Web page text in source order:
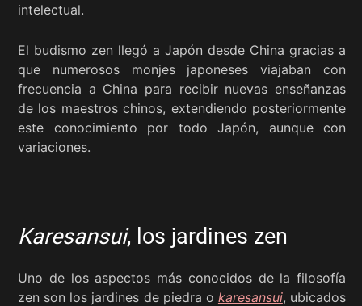
intelectual.
El budismo zen llegó a Japón desde China gracias a
que numerosos monjes japoneses viajaban con
frecuencia a China para recibir nuevas enseñanzas
de los maestros chinos, extendiendo posteriormente
este conocimiento por todo Japón, aunque con
variaciones.
Karesansui, los jardines zen
Uno de los aspectos más conocidos de la filosofía
zen son los jardines de piedra o karesansui, ubicados